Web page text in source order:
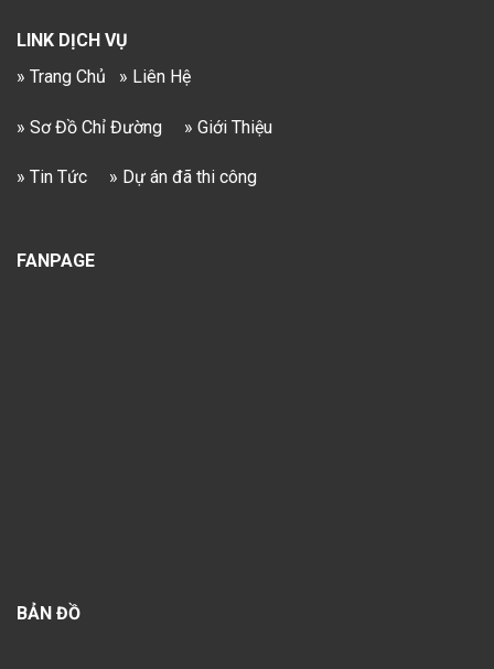
LINK DỊCH VỤ
» Trang Chủ
» Liên Hệ
» Sơ Đồ Chỉ Đường » Giới Thiệu
» Tin Tức » Dự án đã thi công
FANPAGE
BẢN ĐỒ